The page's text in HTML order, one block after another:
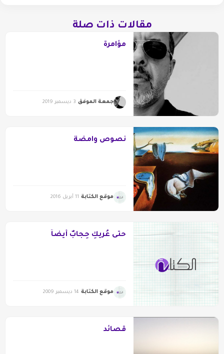
مقالات ذات صلة
مؤامرة
جمعة الموفق 3 ديسمبر 2019
نصوص وامضة
موقع الكتابة 11 أبريل 2016
حتى عُريكِ حِجابٌ أيضاً
موقع الكتابة 14 ديسمبر 2009
قصائد